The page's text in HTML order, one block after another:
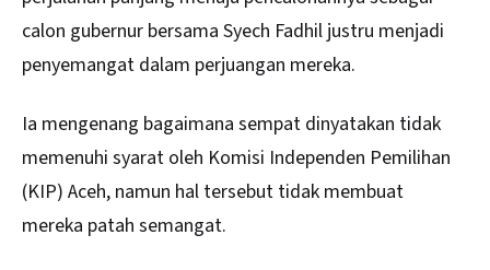
calon gubernur bersama Syech Fadhil justru menjadi
penyemangat dalam perjuangan mereka.
Ia mengenang bagaimana sempat dinyatakan tidak
memenuhi syarat oleh Komisi Independen Pemilihan
(KIP) Aceh, namun hal tersebut tidak membuat
mereka patah semangat.